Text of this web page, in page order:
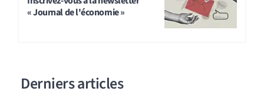
« Journal de l'économie »
Derniers articles